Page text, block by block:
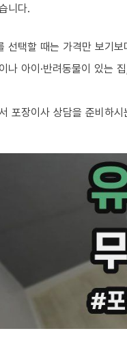
니다.
선택할 때는 가격만 보기
나 아이·반려동물이 있는
포장이사 상담을 준비하